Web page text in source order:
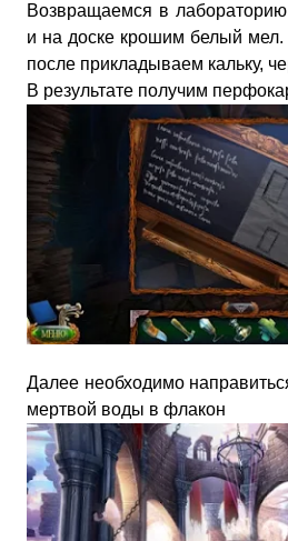
Возвращаемся в
и на доске крошим белый
после прикладываем кальку,
В результате получим
Далее необходимо
мертвой воды в флакон